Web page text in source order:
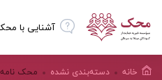
آشنایی با
خانه دسته‌بندی نشده محک نامه